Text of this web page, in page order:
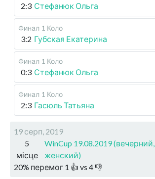
2:3 Стефанюк Ольга
Финал 1 Коло
3:2 Губская Екатерина
Финал 1 Коло
0:3 Стефанюк Ольга
Финал 1 Коло
2:3 Гасюль Татьяна
19 серп, 2019
5
місце
WinCup 19.08.2019 (вечерний,
женский)
20% перемог 1 👍 vs 4👎